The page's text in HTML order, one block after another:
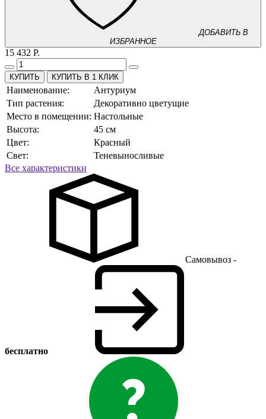
ДОБАВИТЬ В
ИЗБРАННОЕ
15 432 Р.
КУПИТЬ В 1 КЛИК
Наименование:
Антуриум
Тип растения:
Декоративно цветущие
Место в помещении: Настольные
Высота:
45 см
Цвет:
Красный
Свет:
Теневыносливые
Все характеристики
Самовывоз -
бесплатно